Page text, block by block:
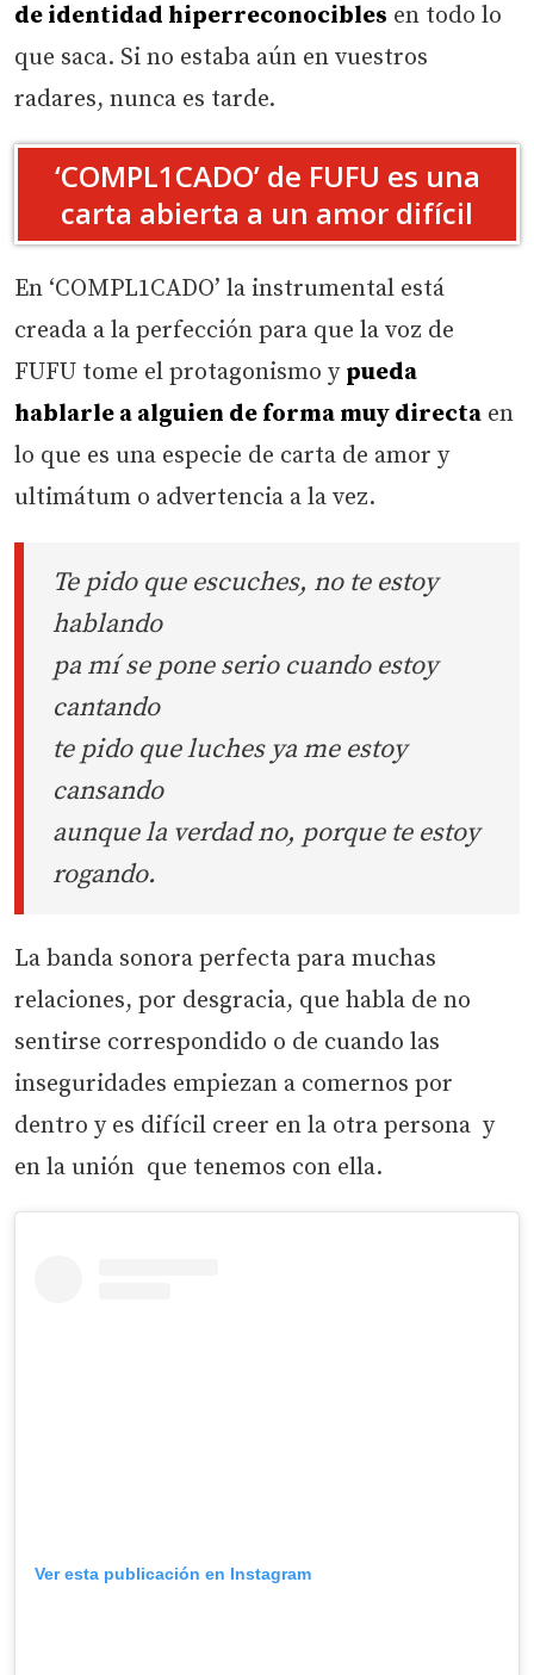
de identidad hiperreconocibles en todo lo
que saca. Si no estaba aún en vuestros
radares, nunca es tarde.
‘COMPL1CADO’ de FUFU es una
carta abierta a un amor difícil
En ‘COMPL1CADO’ la instrumental está
creada a la perfección para que la voz de
FUFU tome el protagonismo y pueda
hablarle a alguien de forma muy directa en
lo que es una especie de carta de amor y
ultimátum o advertencia a la vez.
Te pido que escuches, no te estoy
hablando
pa mí se pone serio cuando estoy
cantando
te pido que luches ya me estoy
cansando
aunque la verdad no, porque te estoy
rogando.
La banda sonora perfecta para muchas
relaciones, por desgracia, que habla de no
sentirse correspondido o de cuando las
inseguridades empiezan a comernos por
dentro y es difícil creer en la otra persona y
en la unión que tenemos con ella.
Ver esta publicación en Instagram